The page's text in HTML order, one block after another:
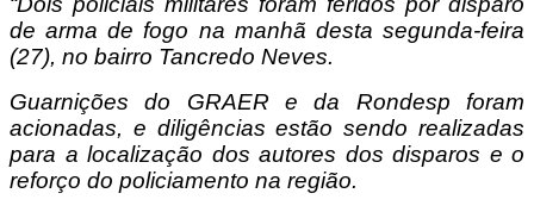
de arma de fogo na manhã desta segunda-feira
(27), no bairro Tancredo Neves.
Guarnições do GRAER e da Rondesp foram
acionadas, e diligências estão sendo realizadas
para a localização dos autores dos disparos e o
reforço do policiamento na região.